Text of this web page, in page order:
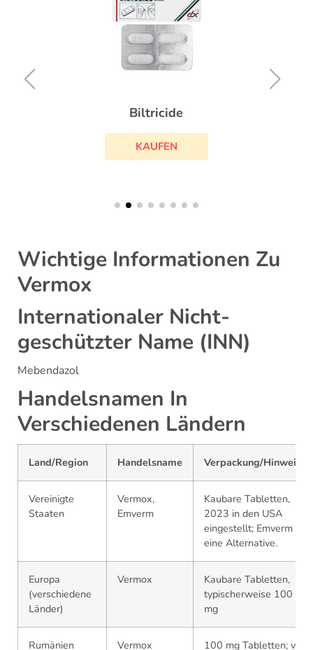
Biltricide
KAUFEN
Wichtige Informationen Zu
Vermox
Internationaler Nicht-
geschützter Name (INN)
Mebendazol
Handelsnamen In
Verschiedenen Ländern
Land/Region Handelsname Verpackung/Hinweise
Vereinigte
Staaten
Vermox,
Emverm
Kaubare Tabletten,
2023 in den USA
eingestellt; Emverm ist
eine Alternative.
Europa
(verschiedene
Länder)
Vermox
Kaubare Tabletten,
typischerweise 100
mg
Rumänien Vermox 100 mg Tabletten; von